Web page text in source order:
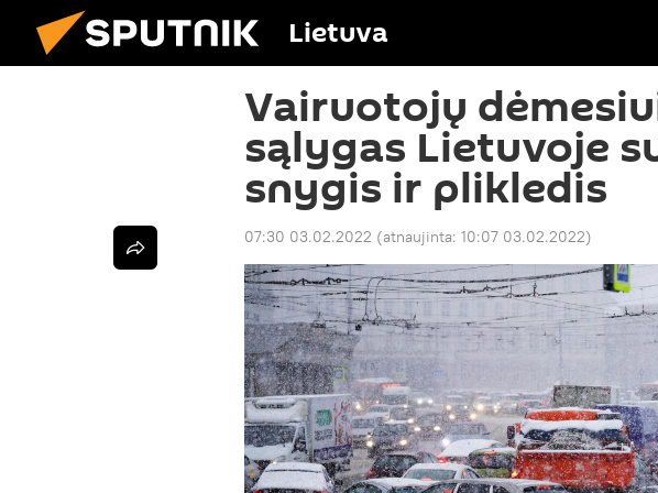
Lietuva
Vairuotojų
sąlygas Lietuvoje
snygis ir plikledis
07:30 03.02.2022 (atnaujinta: 10:07 03.02.2022)